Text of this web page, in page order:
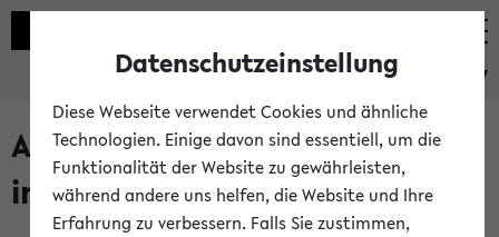
eKVV
Alle veröffentlichten Semester
im eKVV
Datenschutzeinstellung
Diese Webseite verwendet Cookies und ähnliche
Technologien. Einige davon sind essentiell, um die
Funktionalität der Website zu gewährleisten,
während andere uns helfen, die Website und Ihre
Erfahrung zu verbessern. Falls Sie zustimmen,